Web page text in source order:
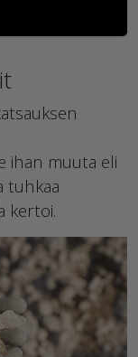
ihan muuta eli
tuhkaa
kertoi.